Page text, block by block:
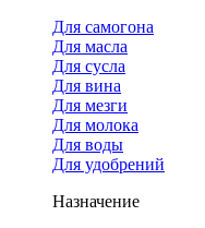
Для самогона
Для масла
Для сусла
Для вина
Для мезги
Для молока
Для воды
Для удобрений
Назначение